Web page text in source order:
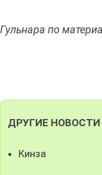
Гульнара по
ДРУГИЕ
Кинза